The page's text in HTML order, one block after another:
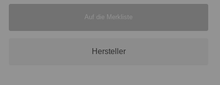
Auf die Merkliste
Hersteller